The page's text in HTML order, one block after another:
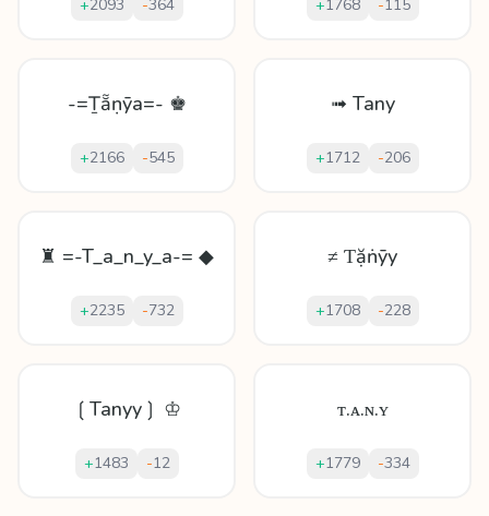
+2093 -364 +1768 -115
-=Ṯẵṇȳa=- ♚
+2166 -545
➟ Tany
+1712 -206
♜ =-T_a_n_y_a-= ◆
+2235 -732
≠ Ƭặṅȳу
+1708 -228
❲Tanyy❳ ♔
+1483 -12
ᴛ.ᴀ.ɴ.ʏ
+1779 -334